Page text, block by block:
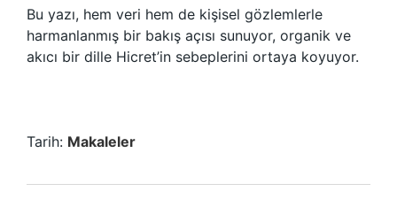
Bu yazı, hem veri hem de kişisel gözlemlerle
harmanlanmış bir bakış açısı sunuyor, organik ve
akıcı bir dille Hicret’in sebeplerini ortaya koyuyor.
Tarih: Makaleler